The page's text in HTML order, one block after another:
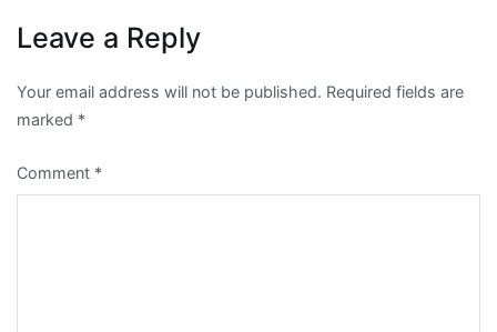
Leave a Reply
Your email address will not be published. Required fields are
marked *
Comment *